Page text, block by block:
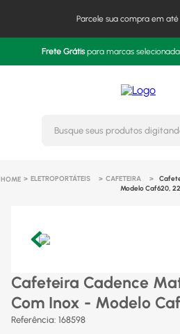
Parcele sua compra em
Frete Grátispara marcas
ELETROPORTÁTEIS CAFETEIRA
Modelo Caf620,
Cafeteira Cadence
Com Inox - Modelo
Referência: 168598